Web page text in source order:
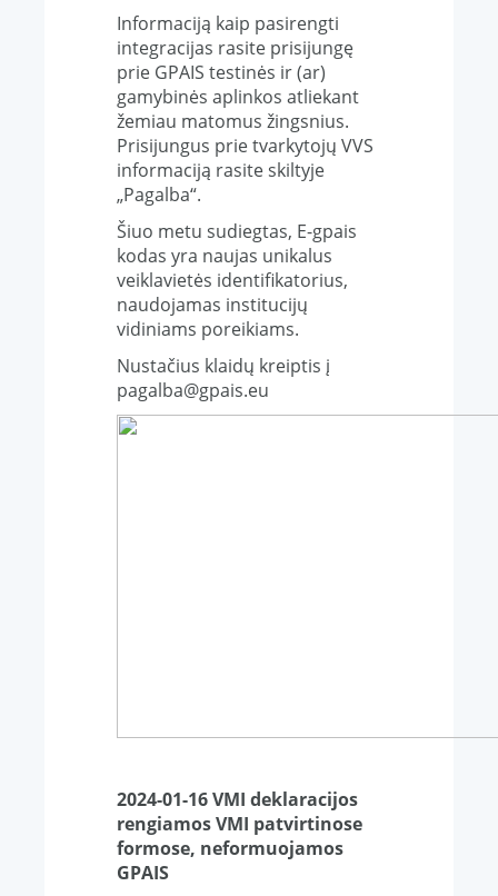
Informaciją kaip pasirengti
integracijas rasite prisijungę
prie GPAIS testinės ir (ar)
gamybinės aplinkos atliekant
žemiau matomus žingsnius.
Prisijungus prie tvarkytojų VVS
informaciją rasite skiltyje
„Pagalba“.
Šiuo metu sudiegtas, E-gpais
kodas yra naujas unikalus
veiklavietės identifikatorius,
naudojamas institucijų
vidiniams poreikiams.
Nustačius klaidų kreiptis į
pagalba@gpais.eu
2024-01-16 VMI deklaracijos
rengiamos VMI patvirtinose
formose, neformuojamos
GPAIS